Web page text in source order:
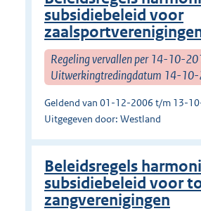
subsidiebeleid voor
Regeling vervallen per 14-10-
Uitwerkingtredingdatum 14-
Geldend van 01-12-2006 t/m 13-
Uitgegeven door: Westland
Beleidsregels
subsidiebeleid voor
zangverenigingen